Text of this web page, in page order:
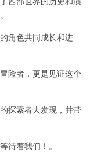
角色共同成长和进
险者，更是见证这个
探索者去发现，并带
着我们！。